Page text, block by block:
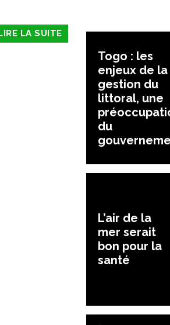
LA SUITE
Togo : les
enjeux de la
gestion du
littoral, une
du
L’air de la
mer serait
bon pour la
santé